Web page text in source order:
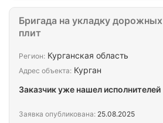
Бригада на укладку дорожных
плит
Регион: Курганская область
Адрес объекта: Курган
Заказчик уже нашел исполнителей
Заявка опубликована: 25.08.2025